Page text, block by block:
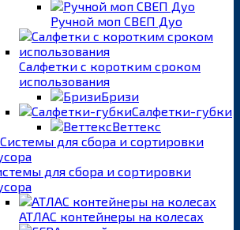
Ручной моп СВЕП Дуо
Салфетки с коротким сроком
использования
Бризи
Салфетки-губки
Веттекс
для сбора и сортировки
АТЛАС контейнеры на колесах